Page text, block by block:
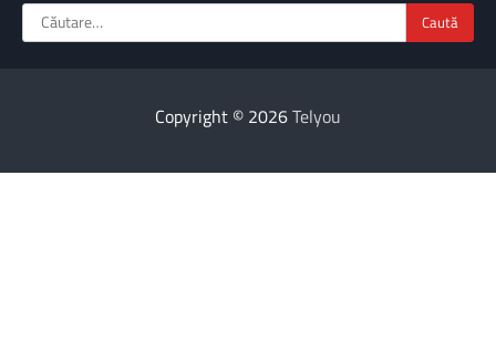
Caută
după:
Copyright © 2026Telyou